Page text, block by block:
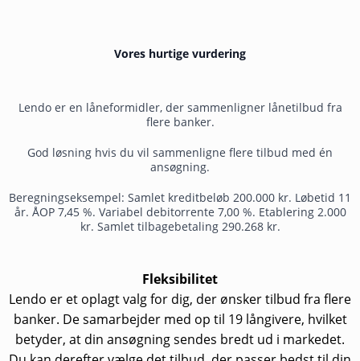
Vores hurtige vurdering
Lendo er en låneformidler, der sammenligner lånetilbud fra
flere banker.
God løsning hvis du vil sammenligne flere tilbud med én
ansøgning.
Beregningseksempel: Samlet kreditbeløb 200.000 kr. Løbetid 11
år. ÅOP 7,45 %. Variabel debitorrente 7,00 %. Etablering 2.000
kr. Samlet tilbagebetaling 290.268 kr.
Fleksibilitet
Lendo er et oplagt valg for dig, der ønsker tilbud fra flere
banker. De samarbejder med op til 19 långivere, hvilket
betyder, at din ansøgning sendes bredt ud i markedet.